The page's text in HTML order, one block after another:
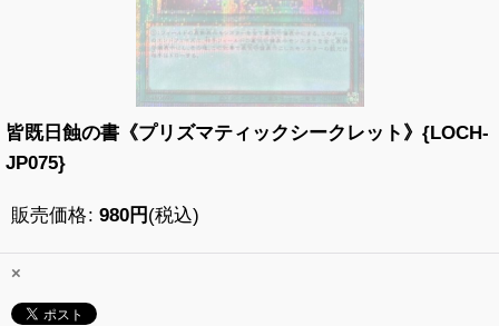
皆既日蝕の書《プリズマティックシークレット》{LOCH-
JP075}
販売価格: 980円 (税込)
×